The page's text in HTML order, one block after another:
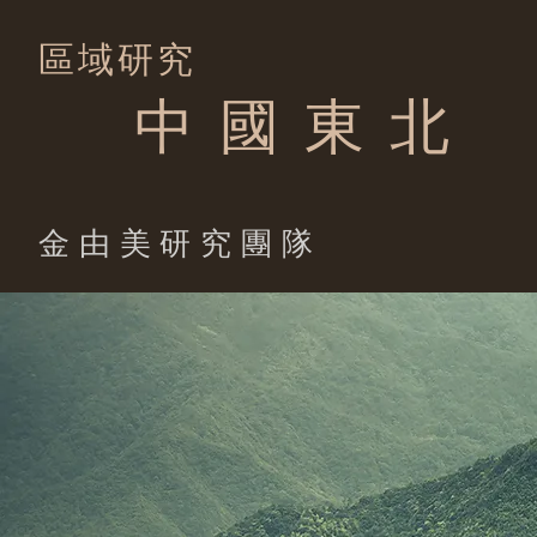
區域研究
中 國 東 北
​金由美研究團隊